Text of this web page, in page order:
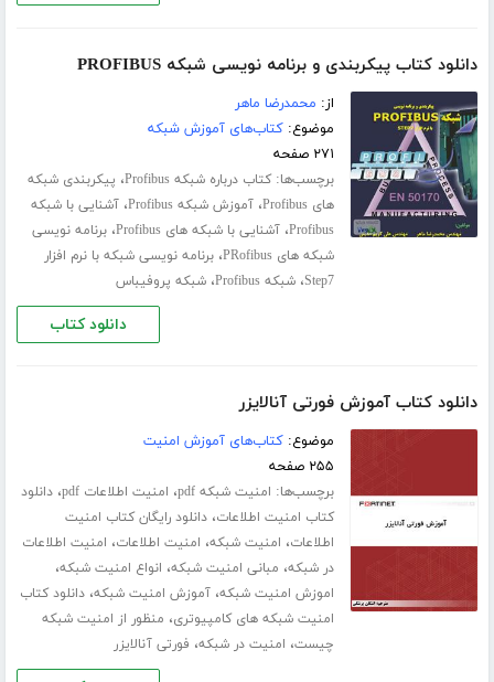
دانلود کتاب پیکربندی و برنامه نویسی شبکه PROFIBUS
از: محمدرضا ماهر
موضوع:کتاب‌های آموزش شبکه
۲۷۱ صفحه
برچسب‌ها:کتاب درباره شبکه Profibus ، پیکربندی شبکه
های Profibus
،آموزش شبکه Profibus ،آشنایی با شبکه
Profibus،آشنایی با شبکه های Profibus ،برنامه نویسی
شبکه های PRofibus
،برنامه نویسی شبکه با نرم افزار
Step7،شبکه Profibus ،شبکه پروفیباس
دانلود کتاب
دانلود کتاب آموزش فورتی آنالایزر
موضوع:کتاب‌های آموزش امنیت
۲۵۵ صفحه
برچسب‌ها: امنیت شبکه pdf ، امنیت اطلاعات pdf ،دانلود
کتاب امنیت اطلاعات،دانلود رایگان کتاب امنیت
اطلاعات، امنیت شبکه، امنیت اطلاعات، امنیت اطلاعات
در شبکه، مبانی امنیت شبکه، انواع امنیت شبکه،
اموزش امنیت شبکه،آموزش امنیت شبکه،دانلود کتاب
امنیت شبکه های کامپیوتری، منظور از امنیت شبکه
چیست، امنیت در شبکه، فورتی آنالایزر